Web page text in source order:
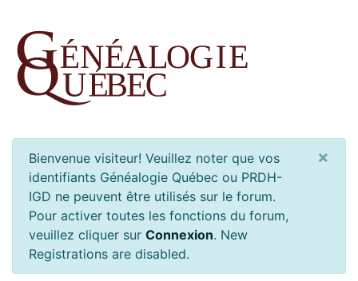
Bienvenue visiteur! Veuillez noter que vos
identifiants Généalogie Québec ou PRDH-
IGD ne peuvent être utilisés sur le forum.
Pour activer toutes les fonctions du forum,
veuillez cliquer sur Connexion. New
Registrations are disabled.
×